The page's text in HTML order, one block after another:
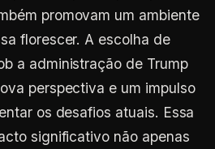
promovam um ambiente
florescer. A escolha de
a administração de Trump
perspectiva e um impulso
os desafios atuais. Essa
significativo não apenas